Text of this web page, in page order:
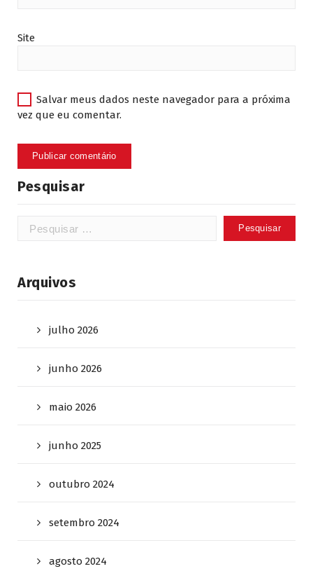
Site
Salvar meus dados neste navegador para a próxima
vez que eu comentar.
Pesquisar
Pesquisar
Arquivos
julho 2026
junho 2026
maio 2026
junho 2025
outubro 2024
setembro 2024
agosto 2024